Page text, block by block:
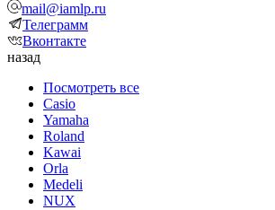
mail@iamlp.ru
Телеграмм
Вконтакте
назад
Посмотреть все
Casio
Yamaha
Roland
Kawai
Orla
Medeli
NUX